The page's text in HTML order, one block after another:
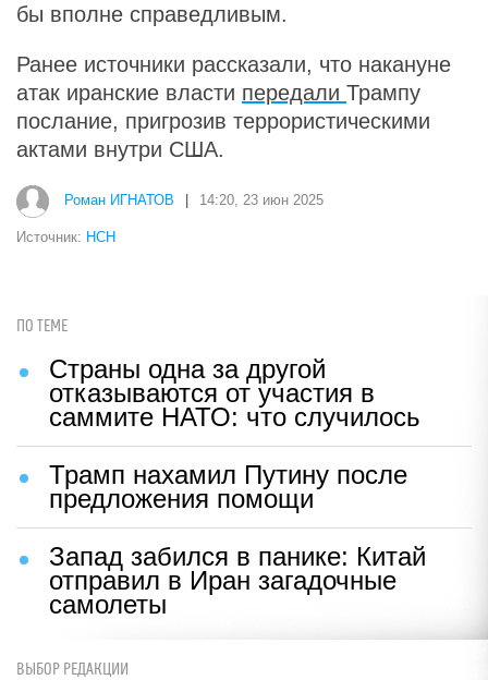
бы вполне справедливым.
Ранее источники рассказали, что накануне
атак иранские власти передали Трампу
послание, пригрозив террористическими
актами внутри США.
Роман ИГНАТОВ 14:20, 23 июн 2025
Источник: НСН
ПО ТЕМЕ
Страны одна за другой
отказываются от участия в
саммите НАТО: что случилось
Трамп нахамил Путину после
предложения помощи
Запад забился в панике: Китай
отправил в Иран загадочные
самолеты
ВЫБОР РЕДАКЦИИ